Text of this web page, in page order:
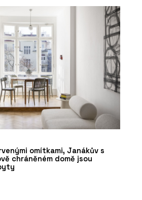
omítkami, Janákův s
chráněném domě jsou